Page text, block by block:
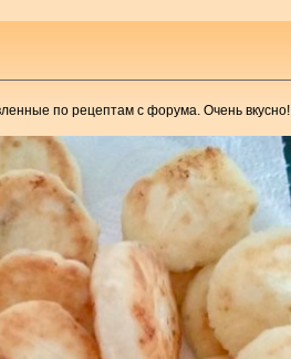
по рецептам с форума. Очень вкусно!